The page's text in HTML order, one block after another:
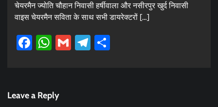
चेयरमैन ज्योति चौहान निवासी हर्षीवाला और नसीरपुर खुर्द निवासी
वाइस चेयरमैन सविता के साथ सभी डायरेक्टरों […]
Facebook
WhatsApp
GmailTelegram
Leave a Reply